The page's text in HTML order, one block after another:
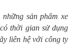
sản phẩm xe
thời gian sử dụng
liên hệ với công ty